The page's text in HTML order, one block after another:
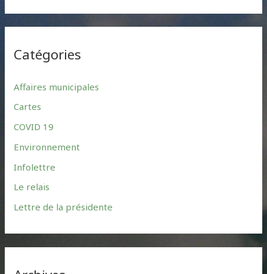
c
f
o
r
:
Catégories
Affaires municipales
Cartes
COVID 19
Environnement
Infolettre
Le relais
Lettre de la présidente